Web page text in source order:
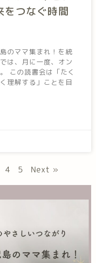
をつなぐ時間
のママ集まれ！を統
は、月に一度、オン
この読書会は「たく
理解する」ことを目
4 5 Next »